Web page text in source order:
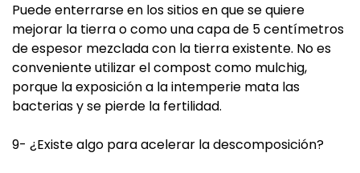
Puede enterrarse en los sitios en que se quiere
mejorar la tierra o como una capa de 5 centímetros
de espesor mezclada con la tierra existente. No es
conveniente utilizar el compost como mulchig,
porque la exposición a la intemperie mata las
bacterias y se pierde la fertilidad.
9- ¿Existe algo para acelerar la descomposición?